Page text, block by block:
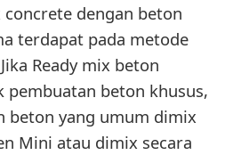
concrete dengan beton
terdapat pada metode
Ready mix beton
pembuatan beton khusus,
beton yang umum dimix
Mini atau dimix secara